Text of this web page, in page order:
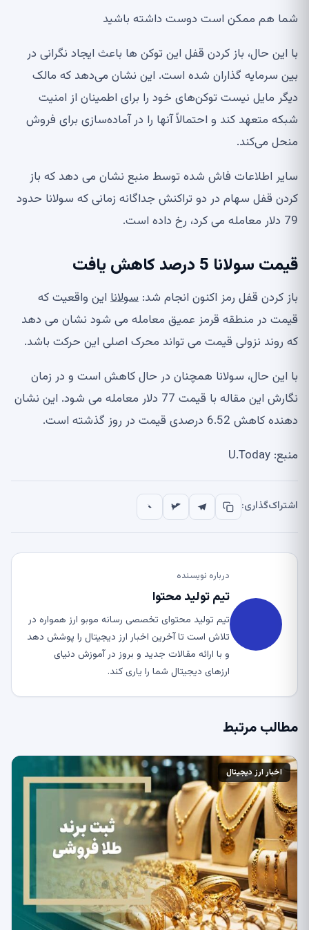
شما هم ممکن است دوست داشته باشید
با این حال، باز کردن قفل این توکن ها باعث ایجاد نگرانی در
بین سرمایه گذاران شده است. این نشان می‌دهد که مالک
دیگر مایل نیست توکن‌های خود را برای اطمینان از امنیت
شبکه متعهد کند و احتمالاً آنها را در آماده‌سازی برای فروش
منحل می‌کند.
سایر اطلاعات فاش شده توسط منبع نشان می دهد که باز
کردن قفل سهام در دو تراکنش جداگانه زمانی که سولانا حدود
79 دلار معامله می کرد، رخ داده است.
قیمت سولانا 5 درصد کاهش یافت
باز کردن قفل رمز اکنون انجام شد: سولانا این واقعیت که
قیمت در منطقه قرمز عمیق معامله می شود نشان می دهد
که روند نزولی قیمت می تواند محرک اصلی این حرکت باشد.
با این حال، سولانا همچنان در حال کاهش است و در زمان
نگارش این مقاله با قیمت 77 دلار معامله می شود. این نشان
دهنده کاهش 6.52 درصدی قیمت در روز گذشته است.
منبع: U.Today
اشتراک‌گذاری:
درباره نویسنده
تیم تولید محتوا
تیم تولید محتوای تخصصی رسانه موبو ارز همواره در
تلاش است تا آخرین اخبار ارز دیجیتال را پوشش دهد
و با ارائه مقالات جدید و بروز در آموزش دنیای
ارزهای دیجیتال شما را یاری کند.
مطالب مرتبط
اخبار ارز دیجیتال